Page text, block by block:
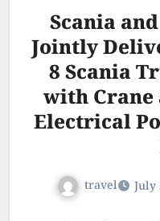
Scania
Jointly
8 Scania
with
Electrical
travel July